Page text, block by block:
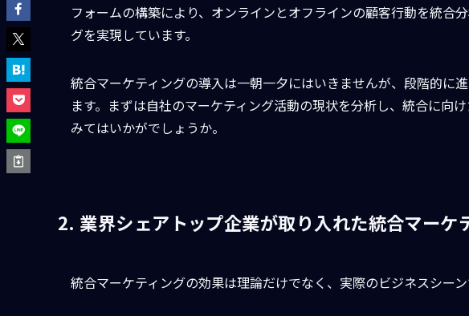
フォームの構築により、オンラインとオフラインの顧客行動を統合
グを実現しています。
統合マーケティングの導入は一朝一夕にはいきませんが、段階的に
ます。まずは自社のマーケティング活動の現状を分析し、統合に向
みてはいかがでしょうか。
2. 業界シェアトップ企業が取り入れた統合マーケ
統合マーケティングの効果は理論だけでなく、実際のビジネスシーン